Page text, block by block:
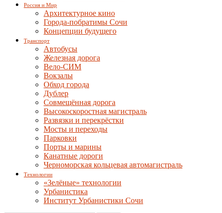
Россия и Мир
Архитектурное кино
Города-побратимы Сочи
Концепции будущего
Транспорт
Автобусы
Железная дорога
Вело-СИМ
Вокзалы
Обход города
Дублер
Совмещённая дорога
Высокоскоростная магистраль
Развязки и перекрёстки
Мосты и переходы
Парковки
Порты и марины
Канатные дороги
Черноморская кольцевая автомагистраль
Технологии
«Зелёные» технологии
Урбанистика
Институт Урбанистики Сочи